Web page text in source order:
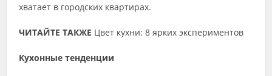
хватает в городских квартирах.
ЧИТАЙТЕ ТАКЖЕ Цвет кухни: 8 ярких экспериментов
Кухонные тенденции